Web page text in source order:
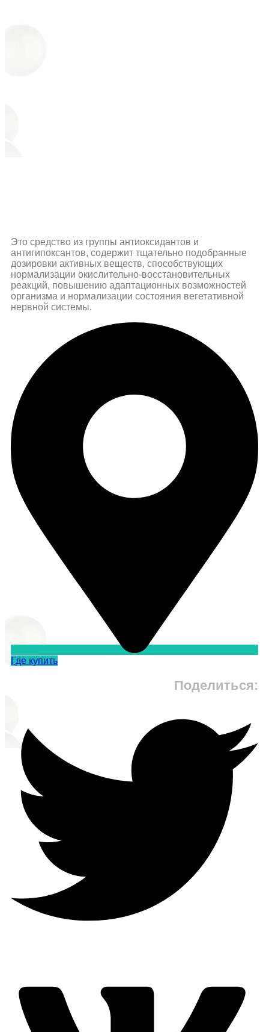
Это средство из группы антиоксидантов и
антигипоксантов, содержит тщательно подобранные
дозировки активных веществ, способствующих
нормализации окислительно-восстановительных
реакций, повышению адаптационных возможностей
организма и нормализации состояния вегетативной
нервной системы.
Где купить
Поделиться: